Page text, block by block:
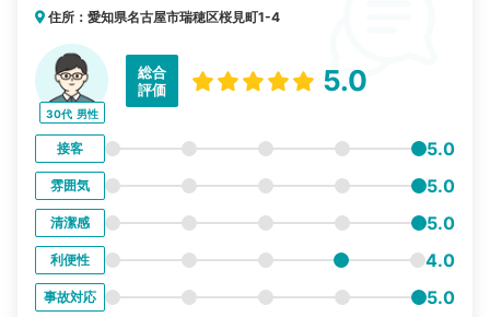
住所：愛知県名古屋市瑞穂区桜見町1-4
30代 男性
総合
評価
5.0
接客 5.0
雰囲気 5.0
清潔感 5.0
利便性 4.0
事故対応 5.0